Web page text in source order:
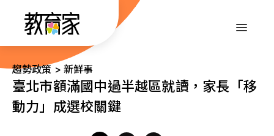
內
::: 趨勢政策 > 新鮮事
臺北市額滿國中過半越區就讀，家長「移
動力」成選校關鍵